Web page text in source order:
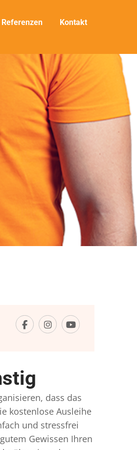
Referenzen Kontakt
dass das
kostenlose Ausleihe
und stressfrei
Gewissen Ihren